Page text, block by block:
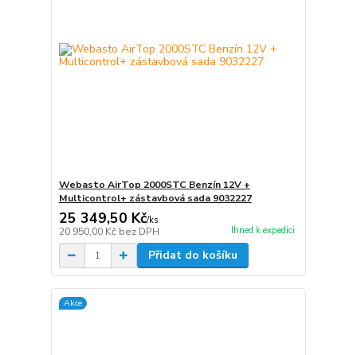
Webasto AirTop 2000STC Benzín 12V +
Multicontrol+ zástavbová sada 9032227
25 349,50 Kč/ks
20 950,00 Kč bez DPH Ihned k expedici
Přidat do košíku
Akce